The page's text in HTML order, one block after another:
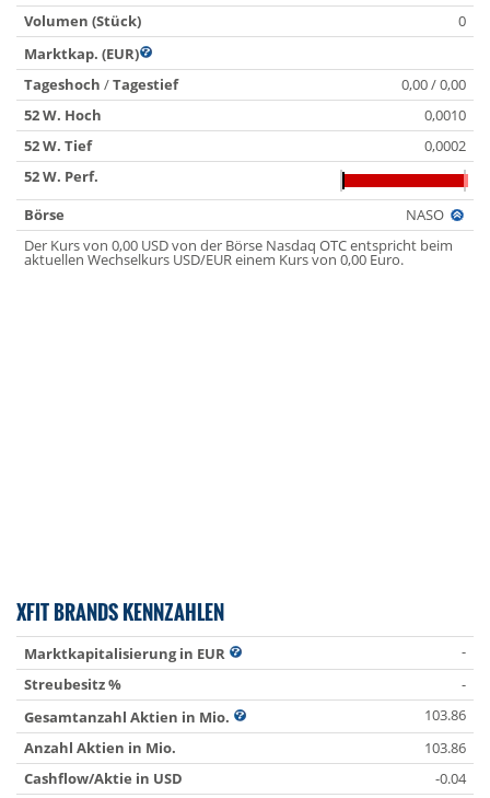
Volumen (Stück)
0
Marktkap. (EUR)
Tageshoch /Tagestief
0,00 / 0,00
52 W. Hoch
0,0010
52 W. Tief
0,0002
52 W. Perf.
Börse
NASO
Der Kurs von 0,00 USD von der Börse Nasdaq OTC entspricht beim
aktuellen Wechselkurs USD/EUR einem Kurs von 0,00 Euro.
XFIT BRANDS KENNZAHLEN
Marktkapitalisierung in EUR
-
Streubesitz %
-
Gesamtanzahl Aktien in Mio.
103.86
Anzahl Aktien in Mio.
103.86
Cashflow/Aktie in USD
-0.04